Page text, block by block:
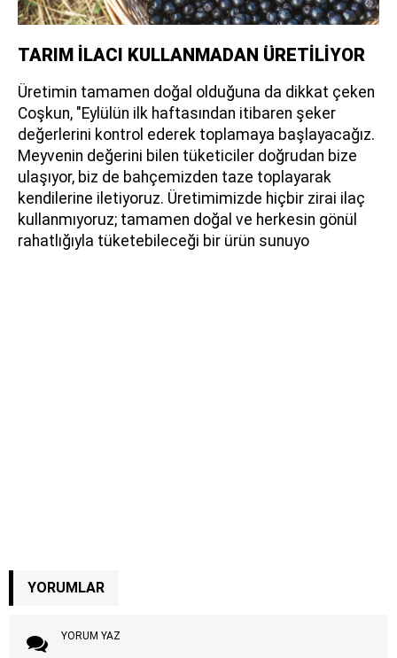
TARIM İLACI KULLANMADAN ÜRETİLİYOR
Üretimin tamamen doğal olduğuna da dikkat çeken
Coşkun, "Eylülün ilk haftasından itibaren şeker
değerlerini kontrol ederek toplamaya başlayacağız.
Meyvenin değerini bilen tüketiciler doğrudan bize
ulaşıyor, biz de bahçemizden taze toplayarak
kendilerine iletiyoruz. Üretimimizde hiçbir zirai ilaç
kullanmıyoruz; tamamen doğal ve herkesin gönül
rahatlığıyla tüketebileceği bir ürün sunuyo
YORUMLAR
YORUM YAZ